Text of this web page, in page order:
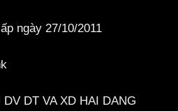
ngày 27/10/2011
DT VA XD HAI DANG